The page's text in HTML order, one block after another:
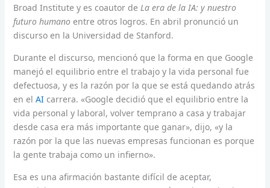
Broad Institute y es coautor de La era de la IA: y nuestro
futuro humano entre otros logros. En abril pronunció un
discurso en la Universidad de Stanford.
Durante el discurso, mencionó que la forma en que Google
manejó el equilibrio entre el trabajo y la vida personal fue
defectuosa, y es la razón por la que se está quedando atrás
en el AIcarrera. «Google decidió que el equilibrio entre la
vida personal y laboral, volver temprano a casa y trabajar
desde casa era más importante que ganar», dijo, «y la
razón por la que las nuevas empresas funcionan es porque
la gente trabaja como un infierno».
Esa es una afirmación bastante difícil de aceptar,